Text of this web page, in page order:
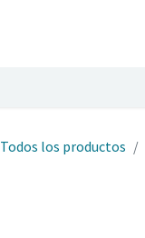
Todos los productos